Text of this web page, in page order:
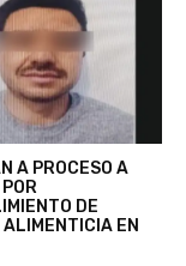
A PROCESO A
DE
ALIMENTICIA EN